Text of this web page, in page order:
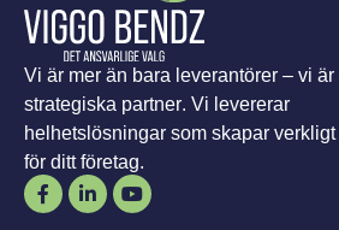
Vi är mer än bara leverantörer – vi är
strategiska partner. Vi levererar
helhetslösningar som skapar
för ditt företag.